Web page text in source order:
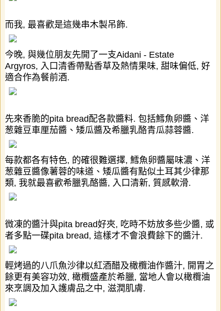
而我, 最喜歡是這幾串木製吊飾.
今晚, 與幾位朋友先開了一支Aidani - Estate
Argyros, 入口清香帶點香草及熱情果味, 甜味偏低, 好
適合作為餐前酒.
先來香脆的pita bread配各款醬料. 包括鱈魚卵醬、洋
葱雜豆車厘茄醬、矮瓜醬及希臘乳酪青瓜蒜蓉醬.
每款都各有特色, 的確很難選擇, 鱈魚卵醬屬味濃、洋
葱雜豆醬像薯蓉的味道、矮瓜醬有點似土耳其少律那
類, 我就最喜歡希臘乳酪醬, 入口清新, 質感軟滑.
微凍的醬汁與pita bread好夾, 吃時不妨放多些少醬, 或
者多點一碟pita bread, 這樣才不會浪費餘下的醬汁.
輕烤過的八爪魚沙律以紅酒醋及橄欖油作醬汁, 開胃之
餘更有美容功效, 橄欖盛產於希臘, 當地人會以橄欖油
來烹調及加入護膚品之中, 滋潤肌膚.